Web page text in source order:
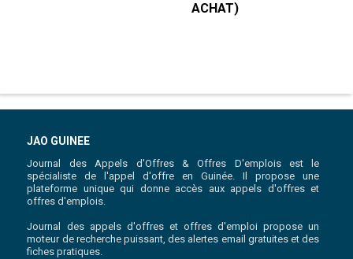
ACHAT)
JAO GUINEE
Journal des Appels d'Offres & Offres D'emplois est le
spécialiste de l'appel d'offre en Guinée. Il propose une
plateforme unique qui donne accès aux appels d'offres et
offres d'emplois.
Journal des appels d'offres et offres d'emploi propose un
moteur de recherche puissant, des alertes email gratuites et des
fiches pratiques.